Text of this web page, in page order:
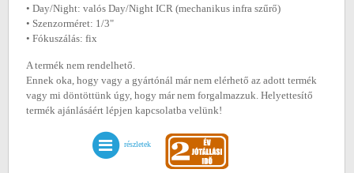
• Day/Night: valós Day/Night ICR (mechanikus infra szűrő)
• Szenzorméret: 1/3"
• Fókuszálás: fix
A termék nem rendelhető.
Ennek oka, hogy vagy a gyártónál már nem elérhető az adott termék
vagy mi döntöttünk úgy, hogy már nem forgalmazzuk. Helyettesítő
termék ajánlásáért lépjen kapcsolatba velünk!
részletek